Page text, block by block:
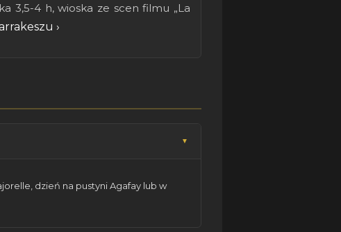
3,5-4 h, wioska ze scen filmu „La
›
dzień na pustyni Agafay lub w